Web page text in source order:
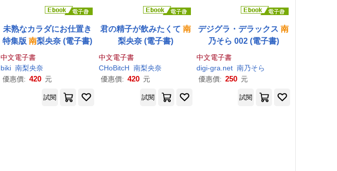
未熟なカラダにお仕置き
特集版南梨央奈 (電子書)
中文電子書
biki 南梨央奈
優惠價: 420 元
君の精子が飲みたくて 南
梨央奈 (電子書)
中文電子書
CHoBitcH 南梨央奈
優惠價: 420 元
デジグラ・デラックス南
乃そら 002 (電子書)
中文電子書
digi-gra.net 南乃そら
優惠價: 250 元
試閱 試閱 試閱